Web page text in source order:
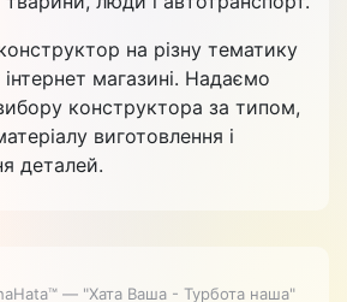
на різну тематику
магазині. Надаємо
конструктора за типом,
виготовлення і
деталей.
— "Хата Ваша - Турбота наша"